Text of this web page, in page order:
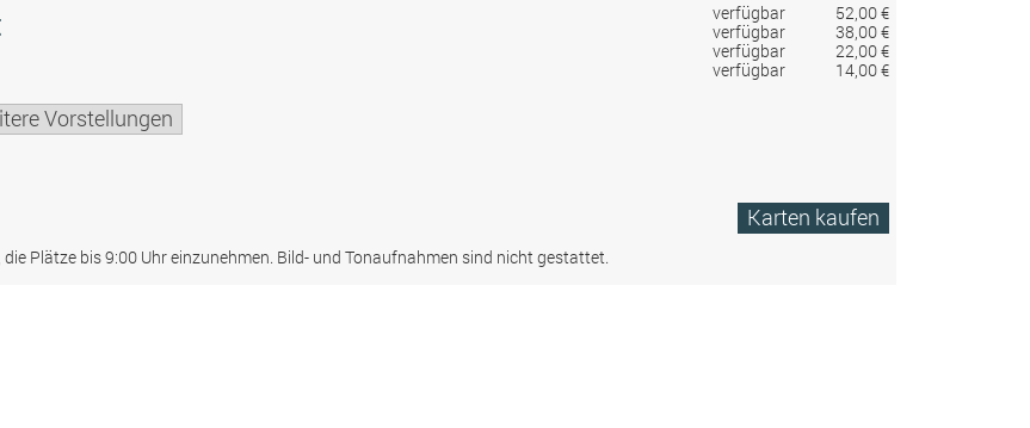
verfügbar
52,00 €
verfügbar
38,00 €
verfügbar
22,00 €
verfügbar
14,00 €
Vorstellungen
Karten kaufen
Plätze bis 9:00 Uhr einzunehmen. Bild- und Tonaufnahmen sind nicht gestattet.